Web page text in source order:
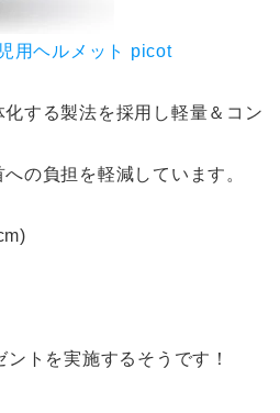
用ヘルメット picot
する製法を採用し軽量＆コン
の負担を軽減しています。
トを実施するそうです！